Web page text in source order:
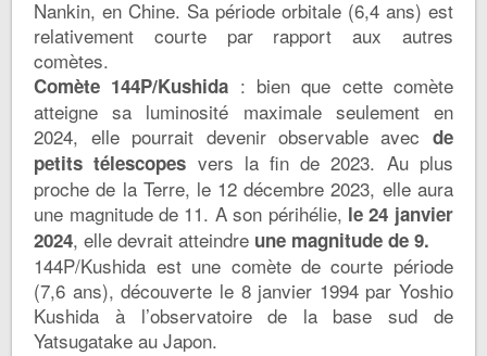
Nankin, en Chine. Sa période orbitale (6,4 ans) est
relativement courte par rapport aux autres
comètes.
Comète 144P/Kushida : bien que cette comète
atteigne sa luminosité maximale seulement en
2024, elle pourrait devenir observable avec de
petits télescopes vers la fin de 2023. Au plus
proche de la Terre, le 12 décembre 2023, elle aura
une magnitude de 11. A son périhélie, le 24 janvier
2024, elle devrait atteindre une magnitude de 9.
144P/Kushida est une comète de courte période
(7,6 ans), découverte le 8 janvier 1994 par Yoshio
Kushida à l’observatoire de la base sud de
Yatsugatake au Japon.